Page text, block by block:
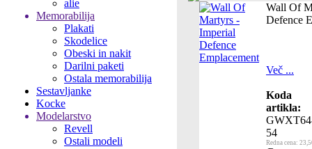
alie
Memorabilija
Plakati
Skodelice
Obeski in nakit
Darilni paketi
Ostala memorabilija
Sestavljanke
Kocke
Modelarstvo
Revell
Ostali modeli
Wall Of
Defence
Več ...
Koda
artikla:
54
Redna cena: